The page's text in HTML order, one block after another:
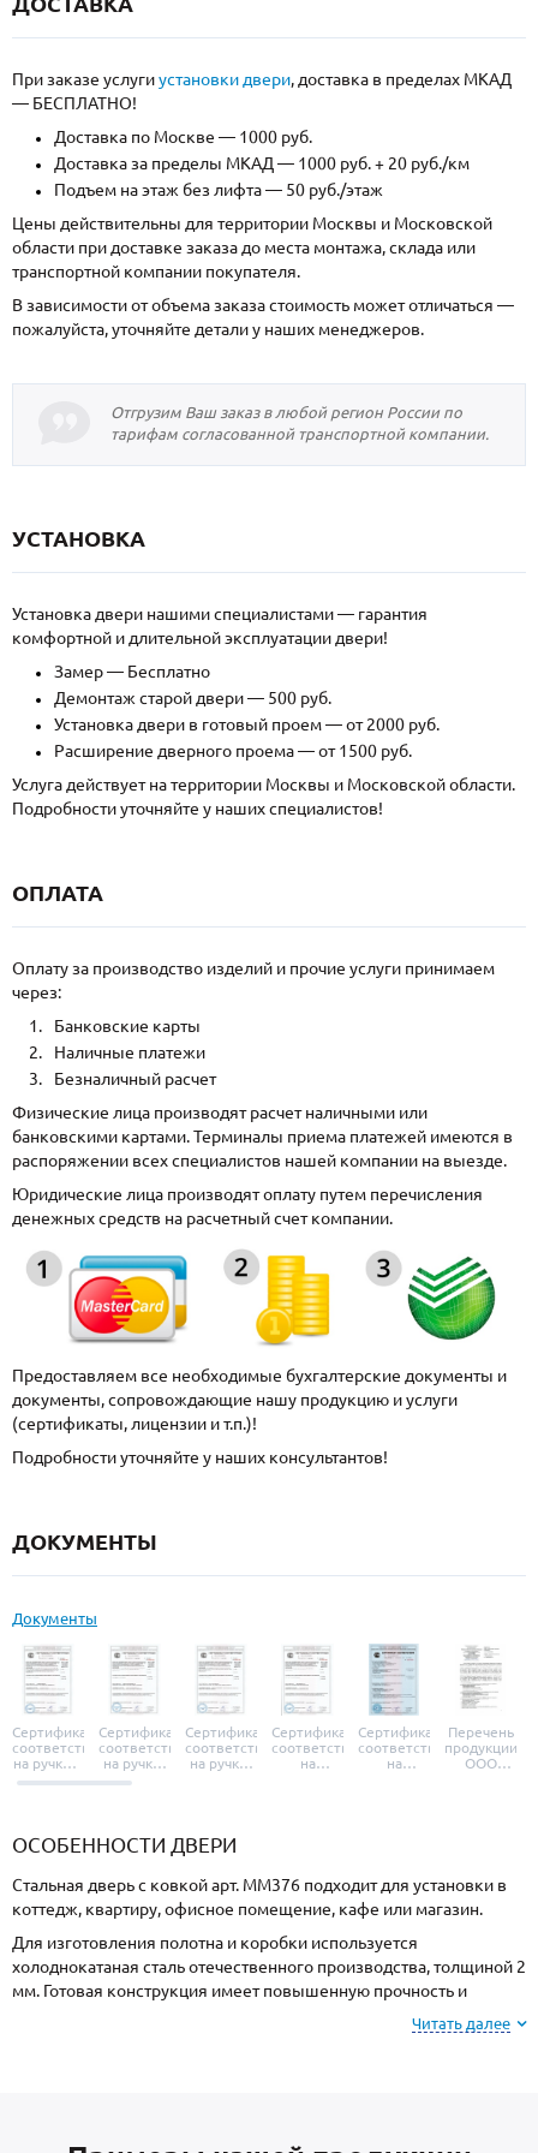
При заказе услугиустановки двери, доставка в пределах МКАД
— БЕСПЛАТНО!
Доставка по Москве — 1000 руб.
Доставка за пределы МКАД — 1000 руб. + 20 руб./км
Подъем на этаж без лифта — 50 руб./этаж
Цены действительны для территории Москвы и Московской
области при доставке заказа до места монтажа, склада или
транспортной компании покупателя.
В зависимости от объема заказа стоимость может отличаться —
пожалуйста, уточняйте детали у наших менеджеров.
Отгрузим Ваш заказ в любой регион России по
тарифам согласованной транспортной компании.
УСТАНОВКА
Установка двери нашими специалистами — гарантия
комфортной и длительной эксплуатации двери!
Замер — Бесплатно
Демонтаж старой двери — 500 руб.
Установка двери в готовый проем — от 2000 руб.
Расширение дверного проема — от 1500 руб.
Услуга действует на территории Москвы и Московской области.
Подробности уточняйте у наших специалистов!
ОПЛАТА
Оплату за производство изделий и прочие услуги принимаем
через:
Банковские карты
Наличные платежи
Безналичный расчет
Физические лица производят расчет наличными или
банковскими картами. Терминалы приема платежей имеются в
распоряжении всех специалистов нашей компании на выезде.
Юридические лица производят оплату путем перечисления
денежных средств на расчетный счет компании.
Предоставляем все необходимые бухгалтерские документы и
документы, сопровождающие нашу продукцию и услуги
(сертификаты, лицензии и т.п.)!
Подробности уточняйте у наших консультантов!
ДОКУМЕНТЫ
Документы
Сертификат
соответствия
на ручки и
броненакладки
Сертификат
соответствия
на ручки-
защелки
Сертификат
соответствия
на ручки-
Сертификат
соответствия
на
Сертификат
соответствия
на
Перечень
продукции
ООО
ОСОБЕННОСТИ ДВЕРИ
Стальная дверь с ковкой арт. ММ376 подходит для установки в
коттедж, квартиру, офисное помещение, кафе или магазин.
Для изготовления полотна и коробки используется
холоднокатаная сталь отечественного производства, толщиной 2
мм. Готовая конструкция имеет повышенную прочность и
Читать далее